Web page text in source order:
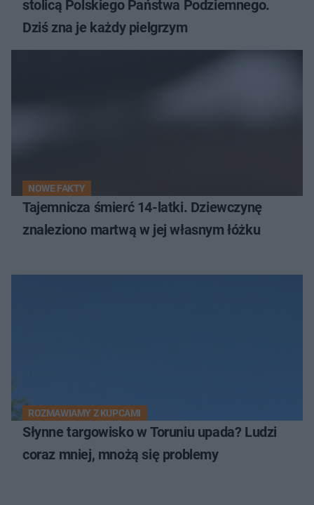
stolicą Polskiego Państwa Podziemnego.
Dziś zna je każdy pielgrzym
NOWE FAKTY
Tajemnicza śmierć 14-latki. Dziewczynę
znaleziono martwą w jej własnym łóżku
ROZMAWIAMY Z KUPCAMI
Słynne targowisko w Toruniu upada? Ludzi
coraz mniej, mnożą się problemy